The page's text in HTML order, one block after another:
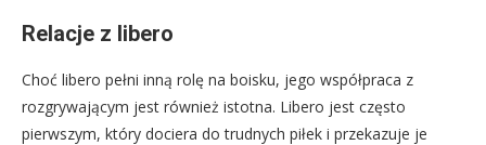
Relacje z libero
Choć libero pełni inną rolę na boisku, jego współpraca z
rozgrywającym jest również istotna. Libero jest często
pierwszym, który dociera do trudnych piłek i przekazuje je